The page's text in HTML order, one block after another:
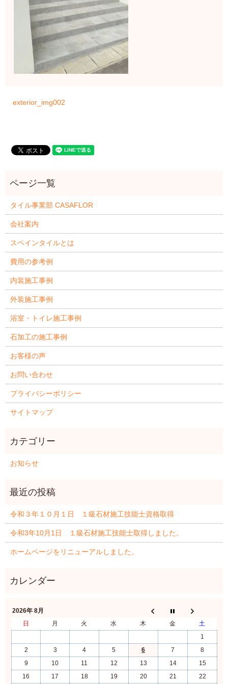
exterior_img002
タイル事業部 CASAFLOR
会社案内
スペインタイルとは
費用の参考例
内装施工事例
外装施工事例
浴室・トイレ施工事例
石加工の施工事例
お客様の声
お問い合わせ
プライバシーポリシー
サイトマップ
お知らせ
令和３年１０月１日 １級石材施工技能士資格取得
令和3年10月1日 １級石材施工技能士取得しました。
ホームページをリニューアルしました。
2026年 8月
日
月 火 水 木 金
土
1
2
3 4 5 6 7
8
9
10 11 12 13 14
15
16
17 18 19 20 21 22